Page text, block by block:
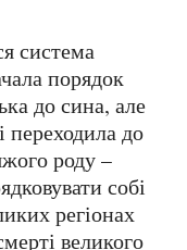
порядок
до сина, але
переходила до
роду –
собі
регіонах
великого